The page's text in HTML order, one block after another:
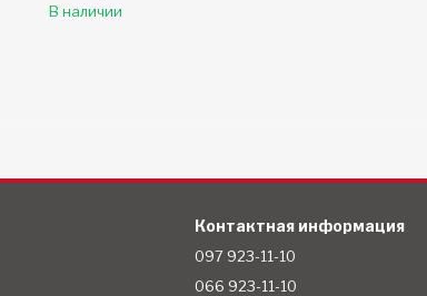
В наличии
Контактная информация
097 923-11-10
066 923-11-10